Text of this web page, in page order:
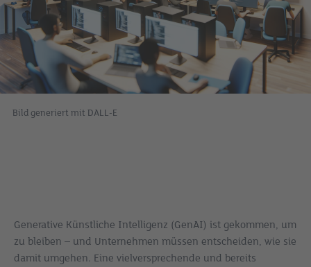
Bild generiert mit DALL-E
Generative Künstliche Intelligenz (GenAI) ist gekommen, um
zu bleiben – und Unternehmen müssen entscheiden, wie sie
damit umgehen. Eine vielversprechende und bereits